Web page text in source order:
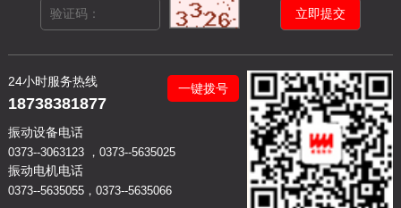
24小时服务热线
18738381877
一键拨号
振动设备电话
0373--3063123 ，0373--5635025
振动电机电话
0373--5635055，0373--5635066